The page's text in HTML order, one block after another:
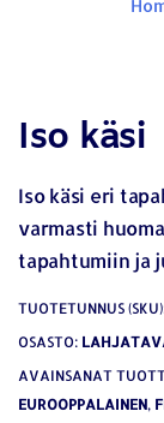
Iso käsi
Iso käsi eri
varmasti
tapahtumiin ja
TUOTETUNNUS
OSASTO:
AVAINSANAT
EUROOPPALAINEN,